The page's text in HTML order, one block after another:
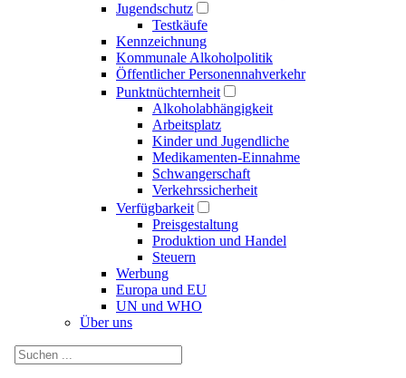
Jugendschutz
Testkäufe
Kennzeichnung
Kommunale Alkoholpolitik
Öffentlicher Personennahverkehr
Punktnüchternheit
Alkoholabhängigkeit
Arbeitsplatz
Kinder und Jugendliche
Medikamenten-Einnahme
Schwangerschaft
Verkehrssicherheit
Verfügbarkeit
Preisgestaltung
Produktion und Handel
Steuern
Werbung
Europa und EU
UN und WHO
Über uns